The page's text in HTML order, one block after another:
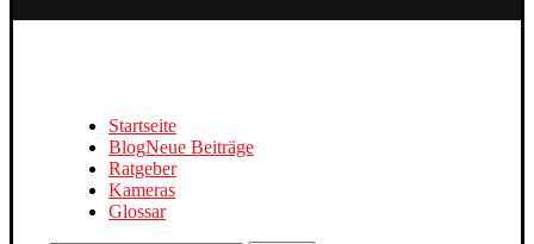
Startseite
BlogNeue Beiträge
Ratgeber
Kameras
Glossar